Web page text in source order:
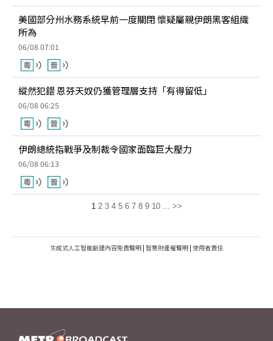
美國部分州水務系統早前一度關閉 懷疑屬親伊朗黑客組織
所為
06/08 07:01
縱然犯錯 恩芬天奴仍獲管理層支持「有得留低」
06/08 06:25
伊朗總統指戰爭及制裁令國家面臨巨大壓力
06/08 06:13
1 2 3 4 5 6 7 8 9 10 ... >>
生成式人工智能創建內容免責聲明 | 智慧財產權聲明 | 使用者責任